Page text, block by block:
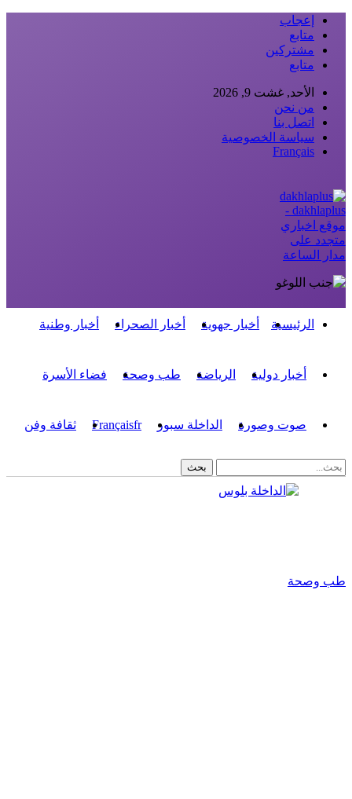
إعجاب
متابع
مشتركين
متابع
الأحد, غشت 9, 2026
من نحن
اتصل بنا
سياسة الخصوصية
Français
dakhlaplus -
موقع اخباري
متجدد على
مدار الساعة
الرئيسية أخبار جهوية أخبار الصحراء أخبار وطنية
أخبار دولية الرياضة طب وصحة فضاء الأسرة
صوت وصورة الداخلة سبور Françaisfr ثقافة وفن
طب وصحة